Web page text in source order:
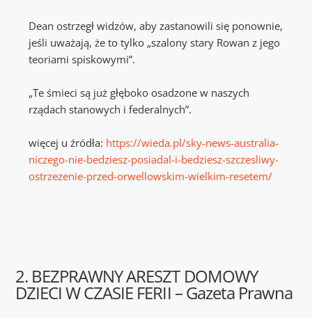
Dean ostrzegł widzów, aby zastanowili się ponownie,
jeśli uważają, że to tylko „szalony stary Rowan z jego
teoriami spiskowymi”.
„Te śmieci są już głęboko osadzone w naszych
rządach stanowych i federalnych”.
więcej u źródła: https://wieda.pl/sky-news-australia-
niczego-nie-bedziesz-posiadal-i-bedziesz-szczesliwy-
ostrzezenie-przed-orwellowskim-wielkim-resetem/
2. BEZPRAWNY ARESZT DOMOWY
DZIECI W CZASIE FERII – Gazeta Prawna